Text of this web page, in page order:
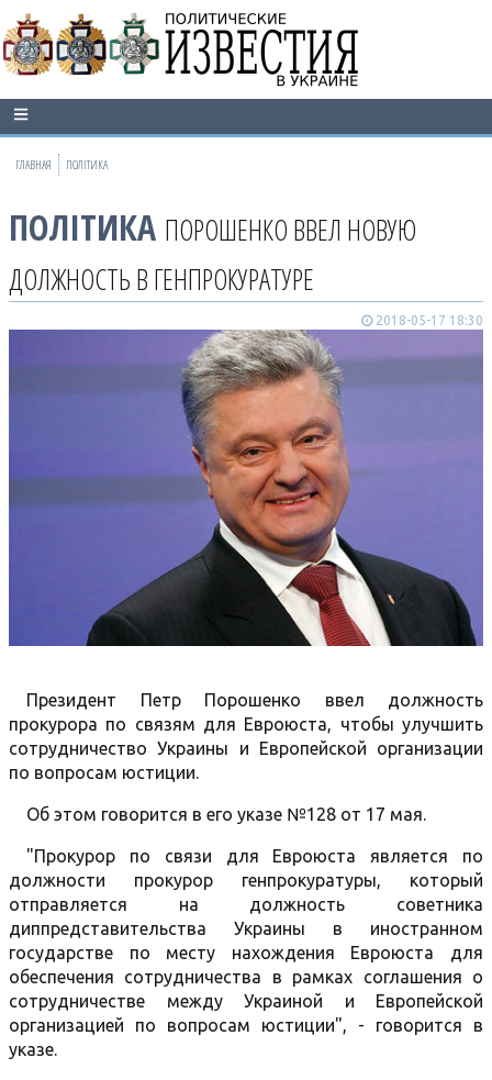
ГЛАВНАЯ ПОЛІТИКА
ПОЛІТИКА ПОРОШЕНКО ВВЕЛ НОВУЮ
ДОЛЖНОСТЬ В ГЕНПРОКУРАТУРЕ
2018-05-17 18:30
Президент Петр Порошенко ввел должность
прокурора по связям для Евроюста, чтобы улучшить
сотрудничество Украины и Европейской организации
по вопросам юстиции.
Об этом говорится в его указе №128 от 17 мая.
"Прокурор по связи для Евроюста является по
должности прокурор генпрокуратуры, который
отправляется на должность советника
диппредставительства Украины в иностранном
государстве по месту нахождения Евроюста для
обеспечения сотрудничества в рамках соглашения о
сотрудничестве между Украиной и Европейской
организацией по вопросам юстиции", - говорится в
указе.